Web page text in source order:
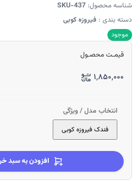
شناسه محصول:SKU-437
دسته بندی : فیروزه کوبی
موجود
قیمـت محصـول
۱٬۸۵۰٬۰۰۰
انتخاب مدل / ویژگی
فندک فیروزه کوبی
افزودن به سبد